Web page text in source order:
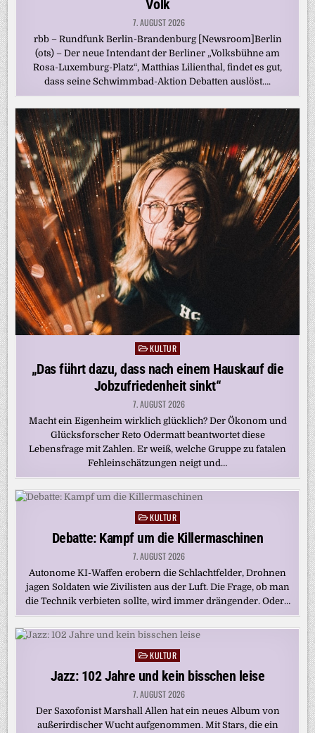
Volk
7. AUGUST 2026
rbb – Rundfunk Berlin-Brandenburg [Newsroom]Berlin
(ots) – Der neue Intendant der Berliner „Volksbühne am
Rosa-Luxemburg-Platz“, Matthias Lilienthal, findet es gut,
dass seine Schwimmbad-Aktion Debatten auslöst….
PostedKULTUR
„Das führt dazu, dass nach einem Hauskauf die
Jobzufriedenheit sinkt“
7. AUGUST 2026
Macht ein Eigenheim wirklich glücklich? Der Ökonom und
Glücksforscher Reto Odermatt beantwortet diese
Lebensfrage mit Zahlen. Er weiß, welche Gruppe zu fatalen
Fehleinschätzungen neigt und…
Posted
in
KULTUR
Debatte: Kampf um die Killermaschinen
7. AUGUST 2026
Autonome KI-Waffen erobern die Schlachtfelder, Drohnen
jagen Soldaten wie Zivilisten aus der Luft. Die Frage, ob man
die Technik verbieten sollte, wird immer drängender. Oder…
PostedKULTUR
Jazz: 102 Jahre und kein bisschen leise
7. AUGUST 2026
Der Saxofonist Marshall Allen hat ein neues Album von
außerirdischer Wucht aufgenommen. Mit Stars, die ein